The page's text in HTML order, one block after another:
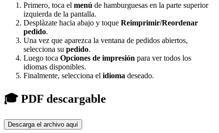
Primero, toca el menú de hamburguesas en la parte superior
izquierda de la pantalla.
Desplàzate hacia abajo y toque Reimprimir/Reordenar
pedido.
Una vez que aparezca la ventana de pedidos abiertos,
selecciona su pedido.
Luego toca Opciones de impresión para ver todos los
idiomas disponibles.
Finalmente, selecciona el idioma deseado.
🎓 PDF descargable
Descarga el archivo aquí